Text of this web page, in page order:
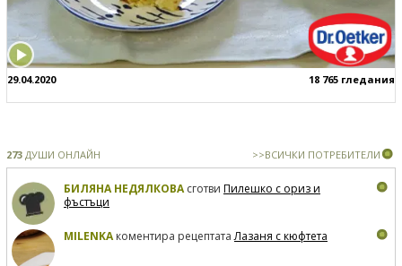
29.04.2020 18 765 гледания
273 ДУШИ ОНЛАЙН >>ВСИЧКИ ПОТРЕБИТЕЛИ
БИЛЯНА НЕДЯЛКОВАсготви Пилешко с ориз и
фъстъци
MILENKAкоментира рецептатаЛазаня с кюфтета